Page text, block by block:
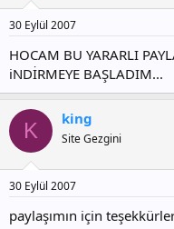
30 Eylül 2007
HOCAM BU YARARLI
iNDİRMEYE BAŞLADIM...
K king
Site Gezgini
30 Eylül 2007
paylaşımın için